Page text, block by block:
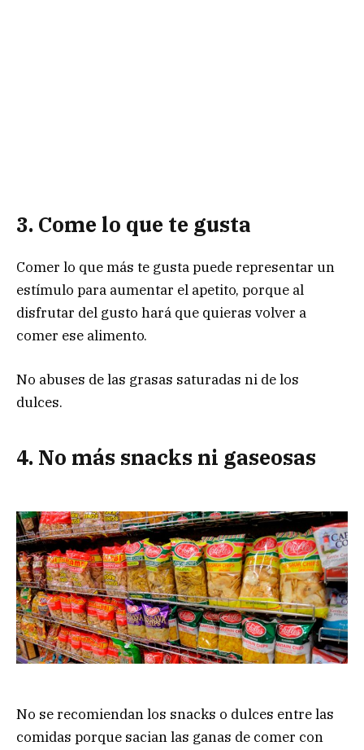
3. Come lo que te gusta
Comer lo que más te gusta puede representar un
estímulo para aumentar el apetito, porque al
disfrutar del gusto hará que quieras volver a
comer ese alimento.
No abuses de las grasas saturadas ni de los
dulces.
4. No más snacks ni gaseosas
No se recomiendan los snacks o dulces entre las
comidas porque sacian las ganas de comer con